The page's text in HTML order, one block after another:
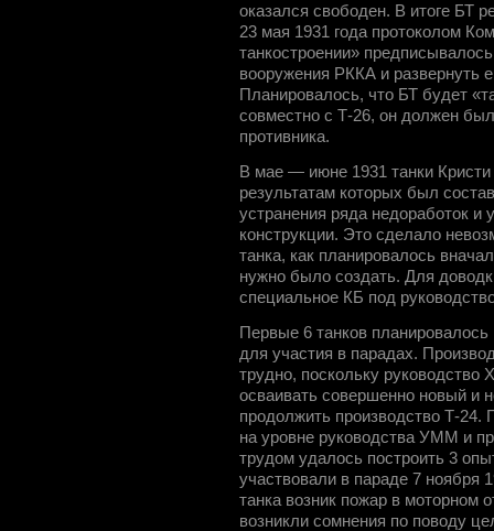
оказался свободен. В итоге БТ
23 мая 1931 года протоколом
танкостроении»
вооружения РККА и развернуть
Планировалось, что БТ будет
совместно с Т-26, он должен
противника.
В мае — июне 1931 танки
результатам которых был
устранения ряда недоработок и
конструкции. Это сделало
танка, как планировалось
нужно было создать. Для
специальное КБ под
Первые 6 танков планировалось
для участия в парадах.
трудно, поскольку руководство
осваивать совершенно новый и
продолжить производство Т-24.
на уровне руководства УММ и
трудом удалось построить 3
участвовали в параде 7 ноября
танка возник пожар в моторном
возникли сомнения по поводу